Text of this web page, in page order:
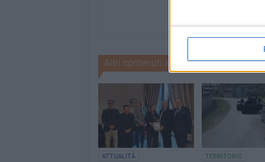
Altri contenuti a tema
ATTUALITÀ TERRITORIO